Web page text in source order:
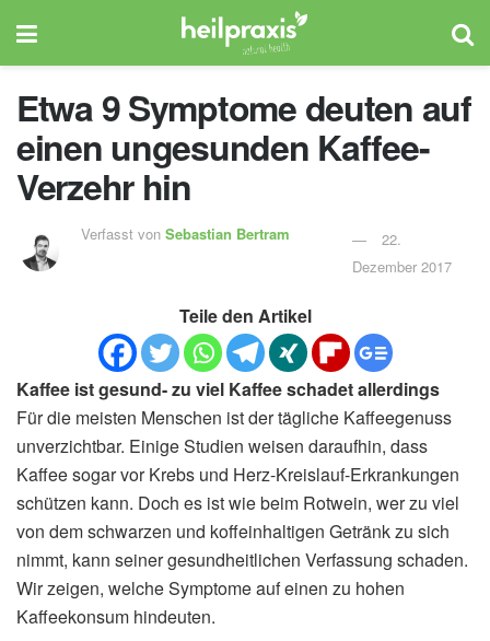
Etwa 9 Symptome deuten auf
einen ungesunden Kaffee-
Verzehr hin
Verfasst von Sebastian Bertram
22.
Dezember 2017
Teile den Artikel
Kaffee ist gesund- zu viel Kaffee schadet allerdings
Für die meisten Menschen ist der tägliche Kaffeegenuss
unverzichtbar. Einige Studien weisen daraufhin, dass
Kaffee sogar vor Krebs und Herz-Kreislauf-Erkrankungen
schützen kann. Doch es ist wie beim Rotwein, wer zu viel
von dem schwarzen und koffeinhaltigen Getränk zu sich
nimmt, kann seiner gesundheitlichen Verfassung schaden.
Wir zeigen, welche Symptome auf einen zu hohen
Kaffeekonsum hindeuten.